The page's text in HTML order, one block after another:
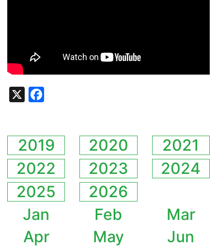
X
2019 2020
2021
2022
2023
2024
2025
2026
Jan
Feb
Mar
Apr
May
Jun